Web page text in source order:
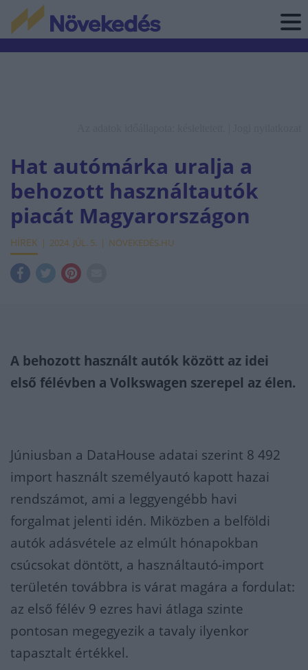
Hat autómárka uralja a
behozott használtautók
piacát Magyarországon
HÍREK 2024. JÚL. 5. NÖVEKEDÉS.HU
A behozott használt autók között az idei
első félévben a Volkswagen szerepel az élen.
Júniusban a DataHouse adatai szerint 8 492
import használt személyautó kapott hazai
rendszámot, ami a leggyengébb havi
forgalmat jelenti idén. Miközben a belföldi
autók adásvétele az elmúlt hónapokban
csúcsokat döntött, a használtautó-import
területén továbbra is várat magára a fordulat:
az első félév 9 ezres havi átlaga szinte
pontosan megegyezik a tavaly ilyenkor
tapasztalt értékkel.